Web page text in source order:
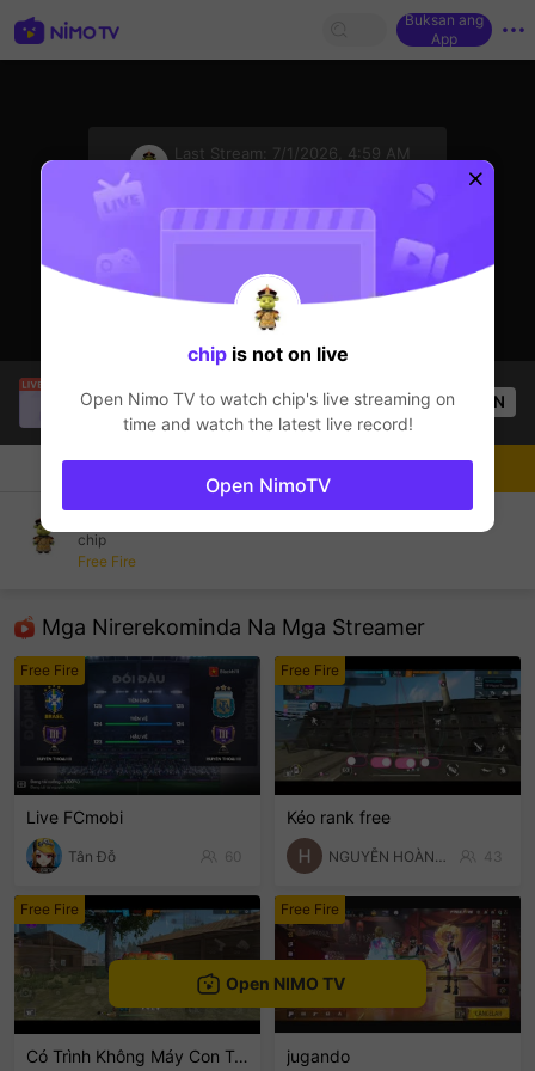
Buksan ang
App
Last Stream:
7/1/2026, 4:59 AM
lingling
is live!
Free Fire
67 Views OPEN
Chat Streamer
chip
Free Fire
Mga Nirerekominda Na Mga Streamer
Free Fire
Live FCmobi
Tân Đỗ 60
Free Fire
Kéo rank free
43
Free Fire
Có Trình Không Máy Con Tuất
Free Fire
jugando
Sundan
Open NIMO TV
chipis not on live
Open Nimo TV to watch chip's live streaming on
time and watch the latest live record!
Open NimoTV
sentinelEnd